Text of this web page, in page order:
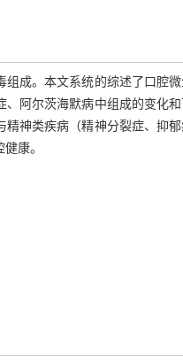
成。本文系统的综述了口腔
阿尔茨海默病中组成的变化
神类疾病（精神分裂症、抑
康。